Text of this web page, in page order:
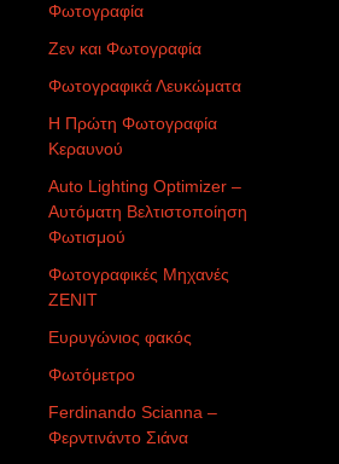
Φωτογραφία
Ζεν και Φωτογραφία
Φωτογραφικά Λευκώματα
Η Πρώτη Φωτογραφία
Κεραυνού
Auto Lighting Optimizer –
Αυτόματη Βελτιστοποίηση
Φωτισμού
Φωτογραφικές Μηχανές
ZENIT
Ευρυγώνιος φακός
Φωτόμετρο
Ferdinando Scianna –
Φερντινάντο Σιάνα